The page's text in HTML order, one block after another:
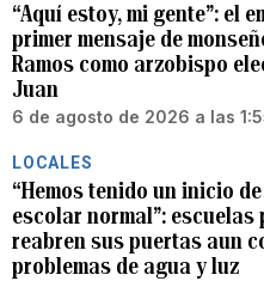
“Aquí estoy, mi gente”: el
primer mensaje de
Ramos como arzobispo
Juan
6 de agosto de 2026 a las
LOCALES
“Hemos tenido un inicio
escolar normal”: escuelas
reabren sus puertas aun
problemas de agua y luz